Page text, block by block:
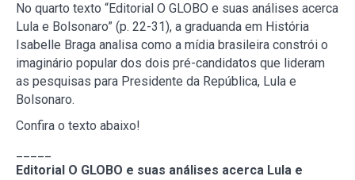
No quarto texto “Editorial O GLOBO e suas análises acerca
Lula e Bolsonaro” (p. 22-31), a graduanda em História
Isabelle Braga analisa como a mídia brasileira constrói o
imaginário popular dos dois pré-candidatos que lideram
as pesquisas para Presidente da República, Lula e
Bolsonaro.
Confira o texto abaixo!
Editorial O GLOBO e suas análises acerca Lula e